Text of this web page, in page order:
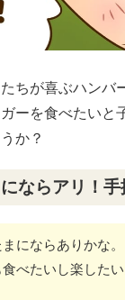
ちが喜ぶハンバ
ーを食べたいと
か？
ならアリ！
まにならありかな。
べたいし楽したい